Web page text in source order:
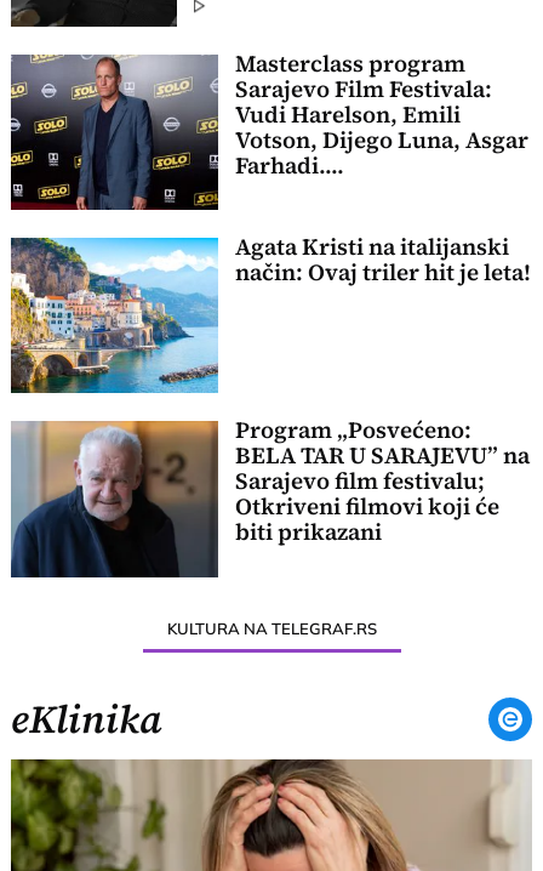
Masterclass program
Sarajevo Film Festivala:
Vudi Harelson, Emili
Votson, Dijego Luna, Asgar
Farhadi....
Agata Kristi na italijanski
način: Ovaj triler hit je leta!
Program „Posvećeno:
BELA TAR U SARAJEVU” na
Sarajevo film festivalu;
Otkriveni filmovi koji će
biti prikazani
KULTURA NA TELEGRAF.RS
eKlinika